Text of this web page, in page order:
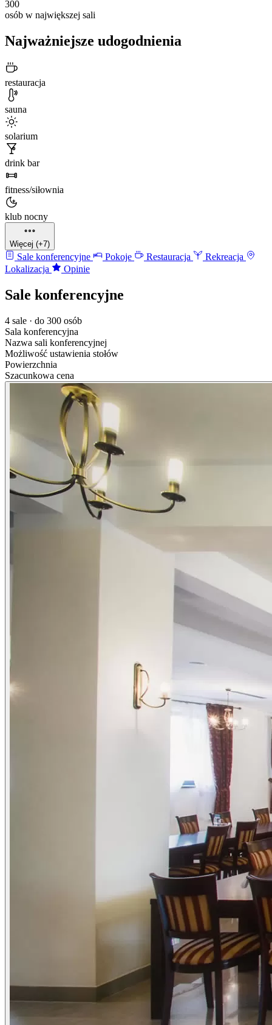
300
osób w największej sali
Najważniejsze udogodnienia
restauracja
sauna
solarium
drink bar
fitness/siłownia
klub nocny
Więcej (+7)
Sale konferencyjne Pokoje Restauracja
Rekreacja
Lokalizacja
Opinie
Sale konferencyjne
4 sale · do 300 osób
Sala konferencyjna
Nazwa sali konferencyjnej
Możliwość ustawienia stołów
Powierzchnia
Szacunkowa cena